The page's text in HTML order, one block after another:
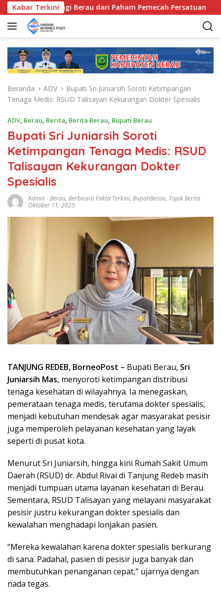
a
Kabar Terkini
Bentengi Berau dari Paham Pemecah Persatuan
Beranda ADV
Bupati Sri Juniarsih Soroti Ketimpangan
Tenaga Medis: RSUD Talisayan Kekurangan Dokter Spesialis
ADV, Berau, Berita, Berita Berau, Bupati Berau
Bupati Sri Juniarsih Soroti
Ketimpangan Tenaga Medis: RSUD
Talisayan Kekurangan Dokter
Spesialis
Admin-Berau, Berbicara Fakta Terkini, BupatiBerau, Topik Berita
Oktober 11, 2025
TANJUNG REDEB, BorneoPost – Bupati Berau, Sri
Juniarsih Mas, menyoroti ketimpangan distribusi
tenaga kesehatan di wilayahnya. Ia menegaskan,
pemerataan tenaga medis, terutama dokter spesialis,
menjadi kebutuhan mendesak agar masyarakat pesisir
juga memperoleh pelayanan kesehatan yang layak
seperti di pusat kota.
Menurut Sri Juniarsih, hingga kini Rumah Sakit Umum
Daerah (RSUD) dr. Abdul Rivai di Tanjung Redeb masih
menjadi tumpuan utama layanan kesehatan di Berau.
Sementara, RSUD Talisayan yang melayani masyarakat
pesisir justru kekurangan dokter spesialis dan
kewalahan menghadapi lonjakan pasien.
“Mereka kewalahan karena dokter spesialis berkurang
di sana. Padahal, pasien di pesisir juga banyak dan
membutuhkan penanganan cepat,” ujarnya dengan
nada tegas.